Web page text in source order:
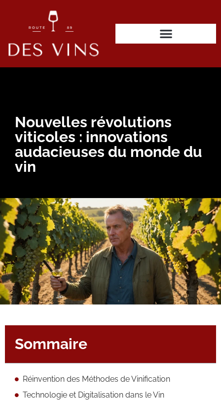
Nouvelles révolutions
viticoles : innovations
audacieuses du monde du
vin
Sommaire
Réinvention des Méthodes de Vinification
Technologie et Digitalisation dans le Vin